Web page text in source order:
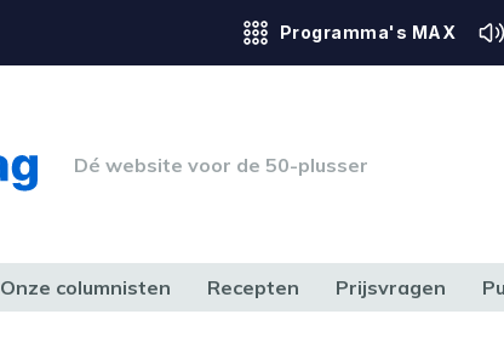
Programma's MAX
Dé website voor de 50-plusser
Onze columnisten Recepten Prijsvragen